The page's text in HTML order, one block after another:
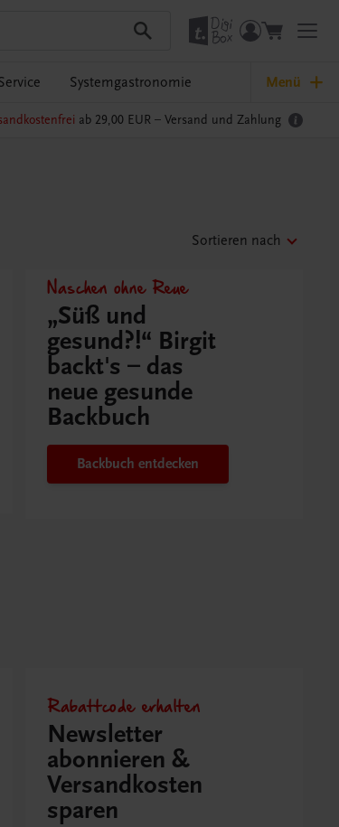
Systemgastronomie Menü
ab 29,00 EUR – Versand und Zahlung
Sortieren nach
Naschen ohne Reue
„Süß und
gesund?!“ Birgit
backt's – das
neue gesunde
Backbuch
Backbuch entdecken
Rabattcode erhalten
Newsletter
abonnieren &
Versandkosten
sparen